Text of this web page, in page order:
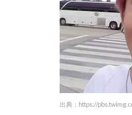
出典： https://